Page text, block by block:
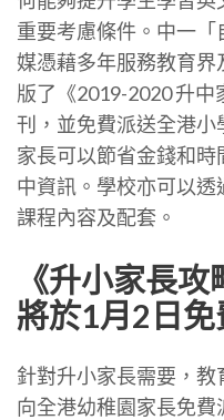
重要考慮條件。中一
媒憑藉多年服務教育
版了《2019-2020 升
刊，並免費派送全港小
家長可以節省金錢和
中資訊。學校亦可以
課程內容及配套。
《升小家長攻
將於1月2日免
針對升小家長需要，
向全港幼稚園家長免